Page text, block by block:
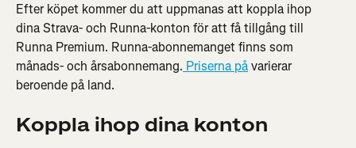
Efter köpet kommer du att uppmanas att koppla ihop
dina Strava- och Runna-konton för att få tillgång till
Runna Premium. Runna-abonnemanget finns som
månads- och årsabonnemang. Priserna på varierar
beroende på land.
Koppla ihop dina konton